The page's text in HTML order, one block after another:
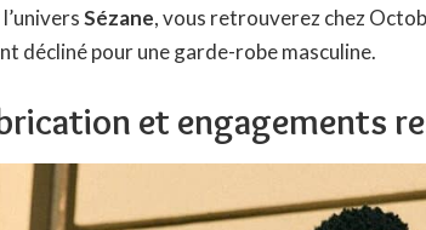
Sézane, vous retrouverez chez
décliné pour une garde-robe masculine.
et engagements